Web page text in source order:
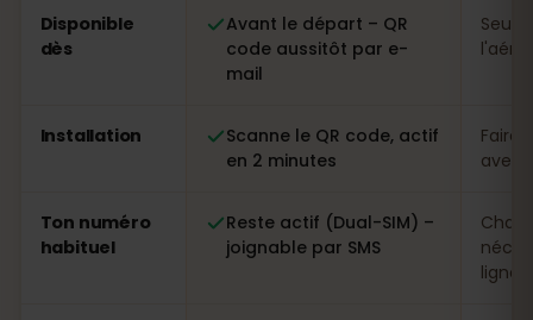
Disponible
dès
Avant le départ – QR
code aussitôt par e-
mail
Installation
Scanne le QR code, actif
en 2 minutes
Faire
avec
Ton numéro
habituel
Reste actif (Dual-SIM) –
joignable par SMS
ligne